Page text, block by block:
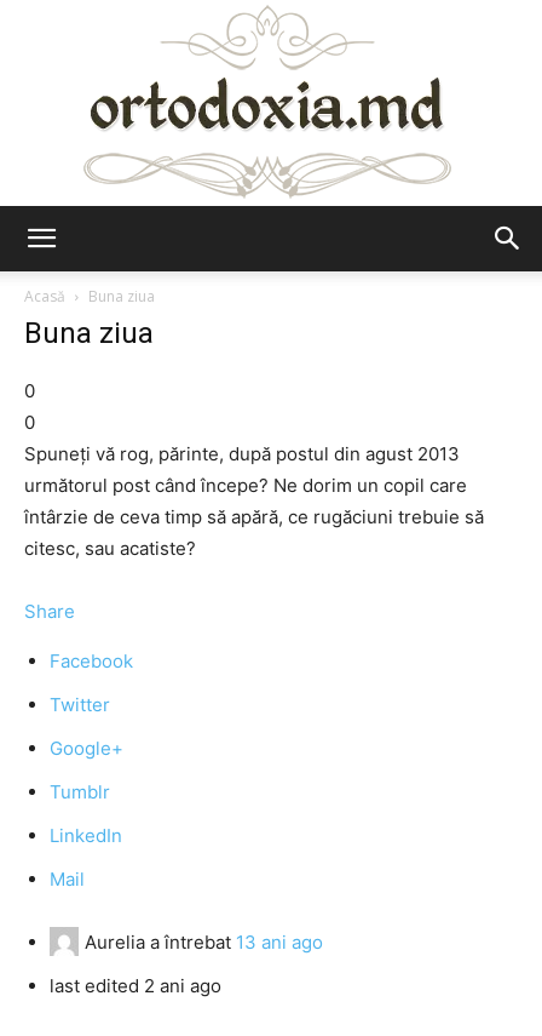
Acasă
Buna ziua
Buna ziua
0
0
Spuneţi vă rog, părinte, după postul din agust 2013
următorul post când începe? Ne dorim un copil care
întârzie de ceva timp să apără, ce rugăciuni trebuie să
citesc, sau acatiste?
Share
Facebook
Twitter
Google+
Tumblr
LinkedIn
Mail
Aurelia a întrebat 13 ani ago
last edited 2 ani ago